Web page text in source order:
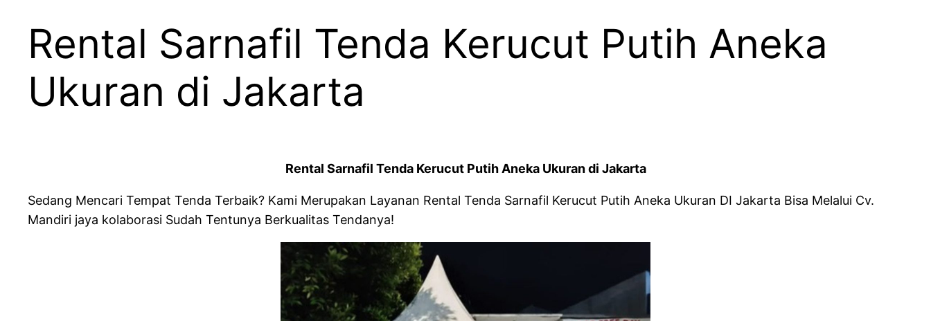
Rental Sarnafil Tenda Kerucut Putih Aneka
Ukuran di Jakarta
Rental Sarnafil Tenda Kerucut Putih Aneka Ukuran di Jakarta
Sedang Mencari Tempat Tenda Terbaik? Kami Merupakan Layanan Rental Tenda Sarnafil Kerucut Putih Aneka Ukuran DI Jakarta Bisa Melalui Cv.
Mandiri jaya kolaborasi Sudah Tentunya Berkualitas Tendanya!